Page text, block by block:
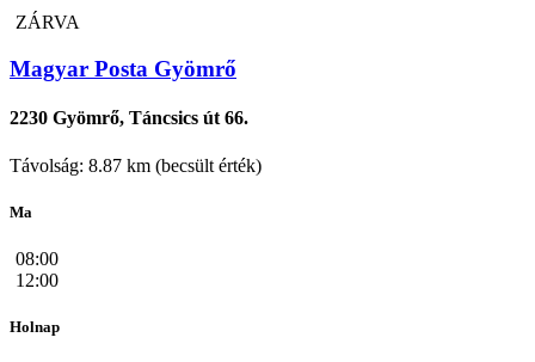
ZÁRVA
Magyar Posta Gyömrő
2230 Gyömrő, Táncsics út 66.
Távolság: 8.87 km (becsült érték)
Ma
08:00
12:00
Holnap